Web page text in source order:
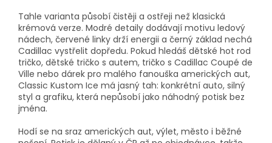
Tahle varianta působí čistěji a ostřeji než klasická
krémová verze. Modré detaily dodávají motivu ledový
nádech, červené linky drží energii a černý základ nechá
Cadillac vystřelit dopředu. Pokud hledáš dětské hot rod
tričko, dětské tričko s autem, tričko s Cadillac Coupé de
Ville nebo dárek pro malého fanouška amerických aut,
Classic Kustom Ice má jasný tah: konkrétní auto, silný
styl a grafiku, která nepůsobí jako náhodný potisk bez
jména.
Hodí se na sraz amerických aut, výlet, město i běžné